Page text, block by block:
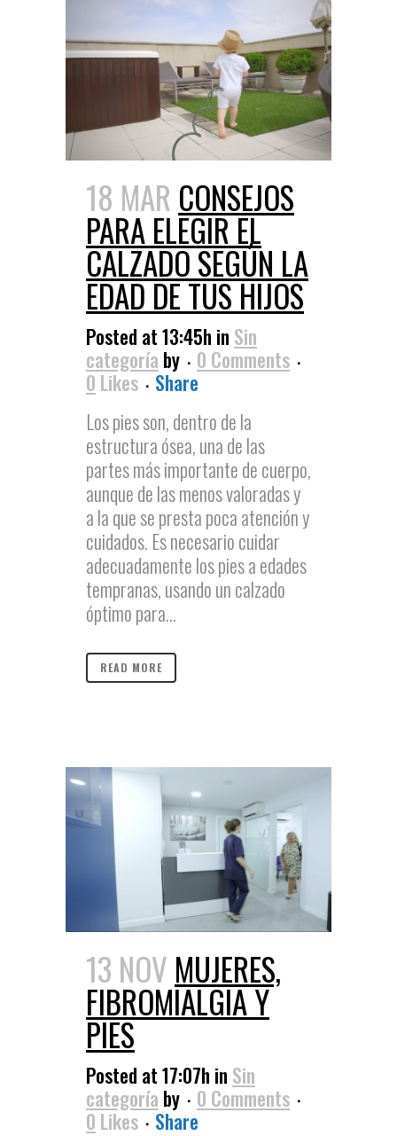
18 MAR CONSEJOS
PARA ELEGIR EL
CALZADO SEGÚN LA
EDAD DE TUS HIJOS
Posted at 13:45h in Sin
categoría by
0 Comments
0 Likes
Share
Los pies son, dentro de la
estructura ósea, una de las
partes más importante de cuerpo,
aunque de las menos valoradas y
a la que se presta poca atención y
cuidados. Es necesario cuidar
adecuadamente los pies a edades
tempranas, usando un calzado
óptimo para...
READ MORE
13 NOV MUJERES,
FIBROMIALGIA Y
PIES
Posted at 17:07h in Sin
categoría by
0 Comments
0 Likes
Share